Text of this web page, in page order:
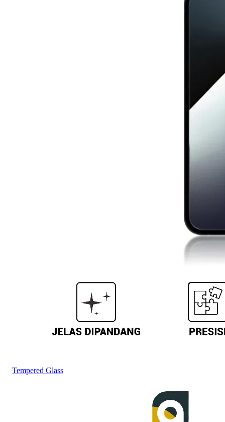
Tempered Glass